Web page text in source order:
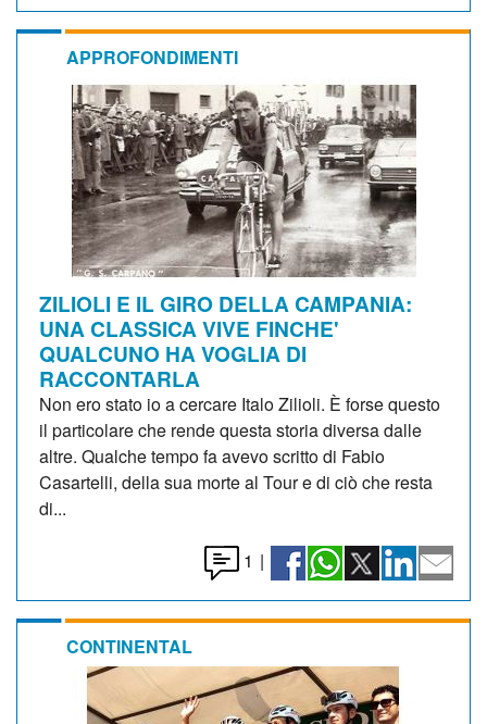
APPROFONDIMENTI
ZILIOLI E IL GIRO DELLA CAMPANIA:
UNA CLASSICA VIVE FINCHE'
QUALCUNO HA VOGLIA DI
RACCONTARLA
Non ero stato io a cercare Italo Zilioli. È forse questo
il particolare che rende questa storia diversa dalle
altre. Qualche tempo fa avevo scritto di Fabio
Casartelli, della sua morte al Tour e di ciò che resta
di...
1 |
CONTINENTAL